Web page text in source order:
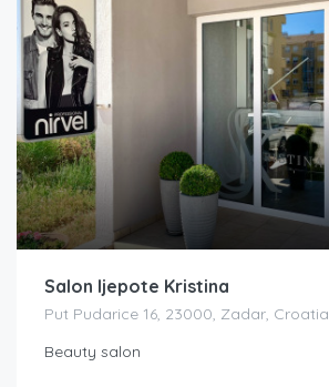
Salon ljepote Kristina
Put Pudarice 16, 23000, Zadar, Croatia
Beauty salon